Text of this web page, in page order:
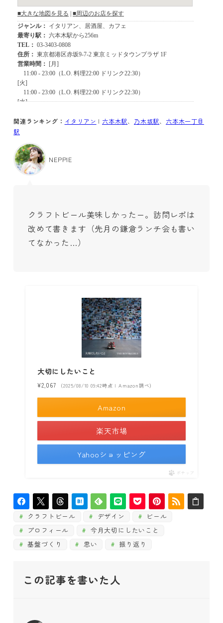
関連ランキング： イタリアン | 六本木駅、 乃木坂駅、 六本木一丁目
駅
NEPPIE
クラフトビール美味しかったー。訪問レポは
改めて書きます（先月の鎌倉ランチ会も書い
てなかった…）
大切にしたいこと
¥2,067 （2025/08/10 09:42時点 | Amazon調べ）
Amazon
楽天市場
Yahooショッピング
ポチップ
クラフトビール デザイン
ビール
プロフィール
今月大切にしたいこと
基盤づくり
思い 振り返り
この記事を書いた人